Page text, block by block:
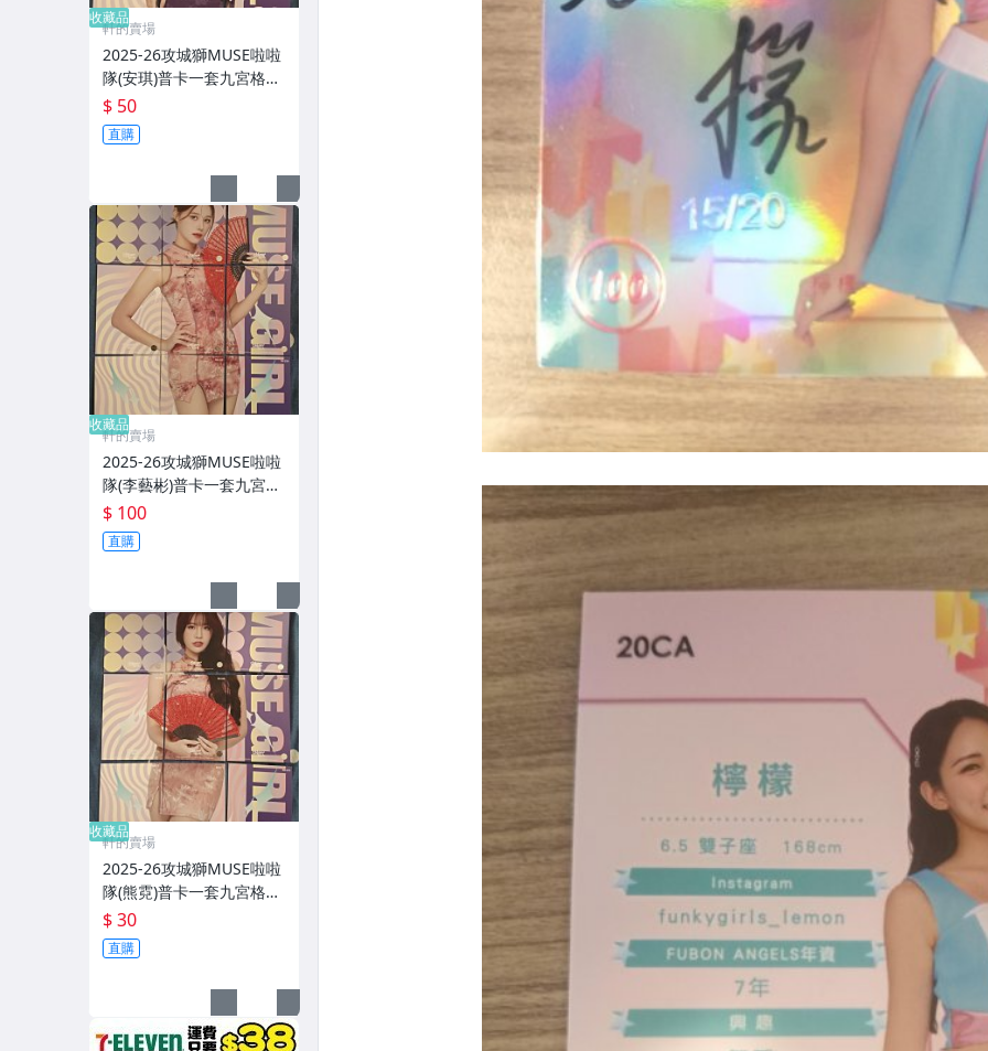
收藏品
軒的賣場
2025-26攻城獅MUSE啦啦
隊(安琪)普卡一套九宮格#R
03 019-027
$ 50
直購
收藏品
軒的賣場
2025-26攻城獅MUSE啦啦
隊(李藝彬)普卡一套九宮格
#R4 028-036
$ 100
直購
收藏品
軒的賣場
2025-26攻城獅MUSE啦啦
隊(熊霓)普卡一套九宮格#R
08 064-072
$ 30
直購